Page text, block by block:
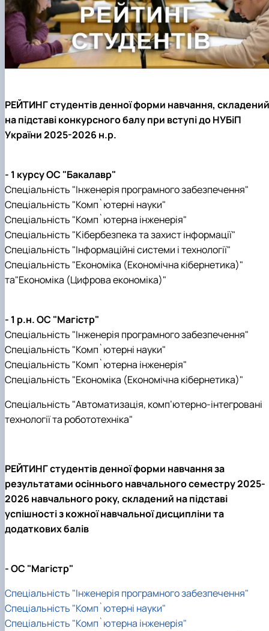
РЕЙТИНГ студентів денної форми навчання, складений
на підставі конкурсного балу при вступі до НУБіП
України 2025-2026 н.р.
- 1 курсу ОС "Бакалавр"
Спеціальність "Інженерія програмного забезпечення"
Спеціальність "Комп`ютерні науки"
Спеціальність "Комп`ютерна інженерія"
Спеціальність "Кібербезпека та захист інформації"
Спеціальність "Інформаційні системи і технології"
Спеціальність "Економіка (Економічна кібернетика)"
та"Економіка (Цифрова економіка)"
- 1 р.н. ОС "Магістр"
Спеціальність "Інженерія програмного забезпечення"
Спеціальність "Комп`ютерні науки"
Спеціальність "Комп`ютерна інженерія"
Спеціальність "Економіка (Економічна кібернетика)"
Спеціальність "Автоматизація, комп’ютерно-інтегровані
технології та робототехніка"
РЕЙТИНГ студентів денної форми навчання за
результатами осіннього навчального семестру 2025-
2026 навчального року, складений на підставі
успішності з кожної навчальної дисципліни та
додаткових балів
- ОС "Магістр"
Спеціальність "Інженерія програмного забезпечення"
Спеціальність "Комп`ютерні науки"
Спеціальність "Комп`ютерна інженерія"